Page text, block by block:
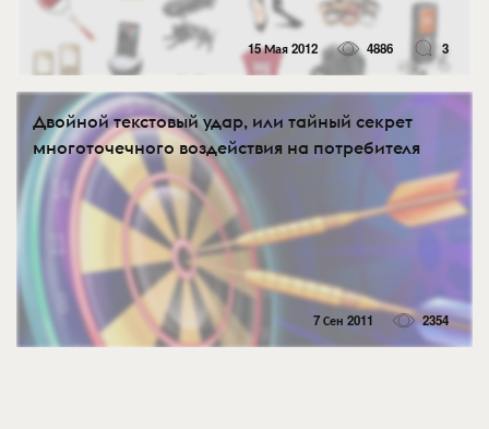
15 Мая 2012 4886 3
Двойной текстовый удар, или тайный секрет
многоточечного воздействия на потребителя
7 Сен 2011 2354